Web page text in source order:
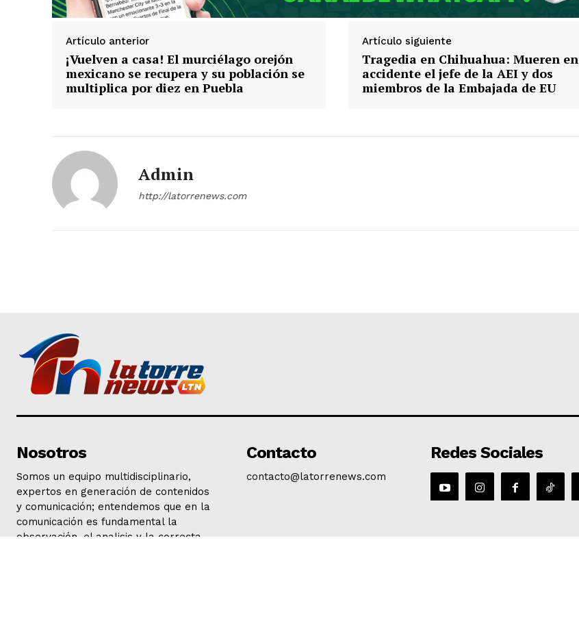
Artículo anterior
¡Vuelven a casa! El murciélago orejón
mexicano se recupera y su población se
multiplica por diez en Puebla
Artículo siguiente
Tragedia en Chihuahua: Mueren en
accidente el jefe de la AEI y dos
miembros de la Embajada de EU
Admin
http://latorrenews.com
Nosotros
Somos un equipo multidisciplinario,
expertos en generación de contenidos
y comunicación; entendemos que en la
comunicación es fundamental la
observación, el analisis y la correcta
Contacto
contacto@latorrenews.com
Redes Sociales